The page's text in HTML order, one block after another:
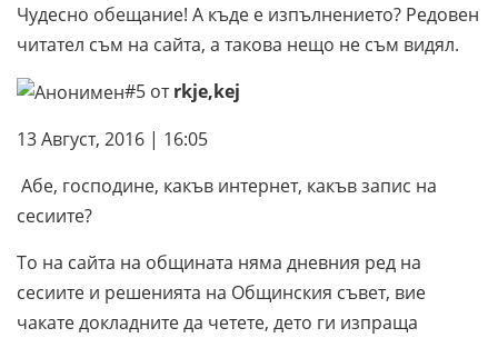
Чудесно обещание! А къде е изпълнението? Редовен
читател съм на сайта, а такова нещо не съм видял.
#5 отrkje,kej
13 Август, 2016 | 16:05
Абе, господине, какъв интернет, какъв запис на
сесиите?
То на сайта на общината няма дневния ред на
сесиите и решенията на Общинския съвет, вие
чакате докладните да четете, дето ги изпраща